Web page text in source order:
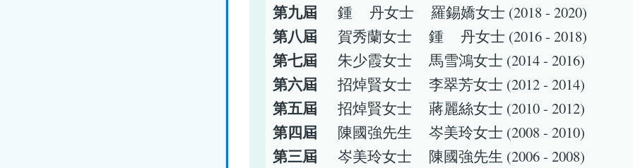
第九屆 鍾 丹女士 羅錫嬌女士 (2018 - 2020)
第八屆 賀秀蘭女士 鍾 丹女士 (2016 - 2018)
第七屆 朱少霞女士 馬雪鴻女士 (2014 - 2016)
第六屆 招焯賢女士 李翠芳女士 (2012 - 2014)
第五屆 招焯賢女士 蔣麗絲女士 (2010 - 2012)
第四屆 陳國強先生 岑美玲女士 (2008 - 2010)
第三屆 岑美玲女士 陳國強先生 (2006 - 2008)